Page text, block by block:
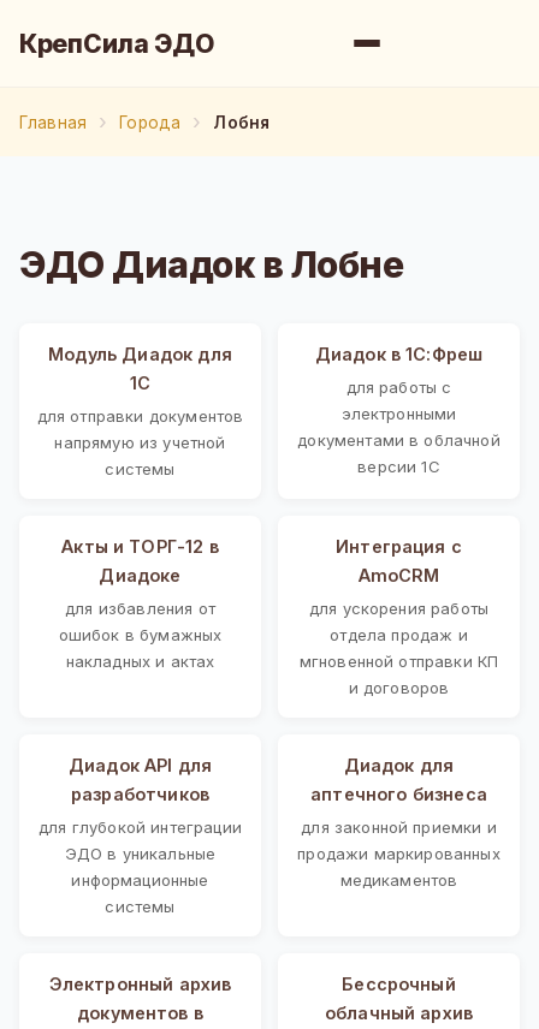
КрепСила ЭДО
Главная Города Лобня
ЭДО Диадок в Лобне
Модуль Диадок для
1С
для отправки документов
напрямую из учетной
системы
Диадок в 1С:Фреш
для работы с
электронными
документами в облачной
версии 1С
Акты и ТОРГ-12 в
Диадоке
для избавления от
ошибок в бумажных
накладных и актах
Интеграция с
AmoCRM
для ускорения работы
отдела продаж и
мгновенной отправки КП
и договоров
Диадок API для
разработчиков
для глубокой интеграции
ЭДО в уникальные
информационные
системы
Диадок для
аптечного бизнеса
для законной приемки и
продажи маркированных
медикаментов
Электронный архив
документов в
Бессрочный
облачный архив